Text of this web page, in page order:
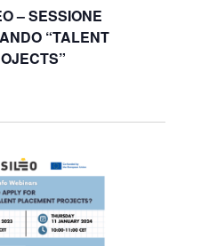
– SESSIONE
“TALENT